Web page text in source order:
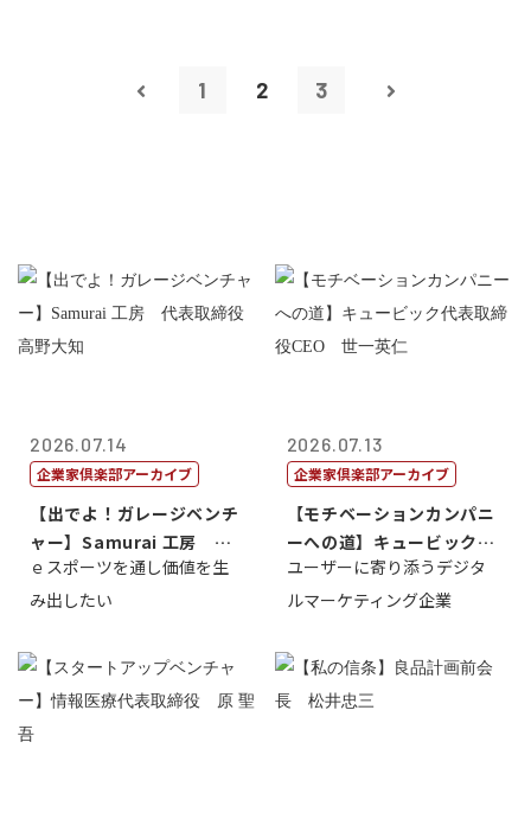
1 2 3
2026.07.14
企業家倶楽部アーカイブ
【出でよ！ガレージベンチ
ャー】Samurai 工房 代
表取締...
ｅスポーツを通し価値を生
み出したい
2026.07.13
企業家倶楽部アーカイブ
【モチベーションカンパニ
ーへの道】キュービック代
表取締役CE...
ユーザーに寄り添うデジタ
ルマーケティング企業